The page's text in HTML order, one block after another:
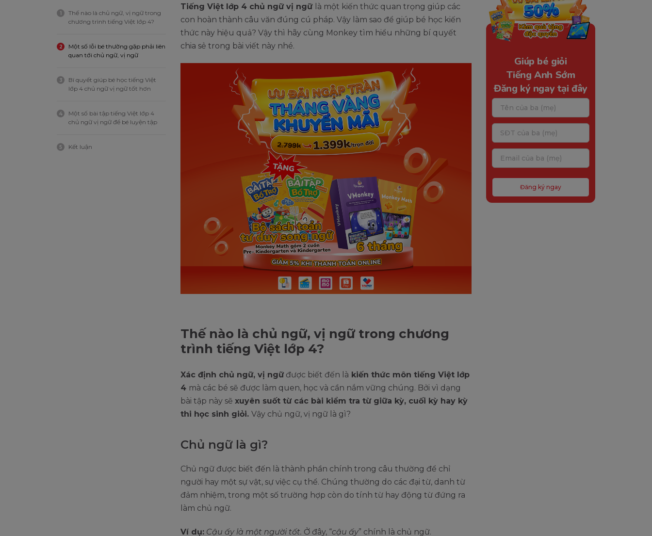
1
Thế nào là chủ ngữ, vị ngữ trong
chương trình tiếng Việt lớp 4?
2
Một số lỗi bé thường gặp phải liên
quan tới chủ ngữ, vị ngữ
3
Bí quyết giúp bé học tiếng Việt
lớp 4 chủ ngữ vị ngữ tốt hơn
4
Một số bài tập tiếng Việt lớp 4
chủ ngữ vị ngữ để bé luyện tập
5 Kết luận
Tiếng Việt lớp 4 chủ ngữ vị ngữ là một kiến thức quan trọng giúp các
con hoàn thành câu văn đúng cú pháp. Vậy làm sao để giúp bé học kiến
thức này hiệu quả? Vậy thì hãy cùng Monkey tìm hiểu những bí quyết
chia sẻ trong bài viết này nhé.
Thế nào là chủ ngữ, vị ngữ trong chương
trình tiếng Việt lớp 4?
Xác định chủ ngữ, vị ngữ được biết đến là kiến thức môn tiếng Việt lớp
4 mà các bé sẽ được làm quen, học và cần nắm vững chúng. Bởi vì dạng
bài tập này sẽ xuyên suốt từ các bài kiểm tra từ giữa kỳ, cuối kỳ hay kỳ
thi học sinh giỏi. Vậy chủ ngữ, vị ngữ là gì?
Chủ ngữ là gì?
Chủ ngữ được biết đến là thành phần chính trong câu thường để chỉ
người hay một sự vật, sự việc cụ thể. Chúng thường do các đại từ, danh từ
đảm nhiệm, trong một số trường hợp còn do tính từ hay động từ đứng ra
làm chủ ngữ.
Ví dụ: Cậu ấy là một người tốt. Ở đây, “cậu ấy” chính là chủ ngữ.
Giúp bé giỏi
Tiếng Anh Sớm
Đăng ký ngay tại đây
Đăng ký ngay